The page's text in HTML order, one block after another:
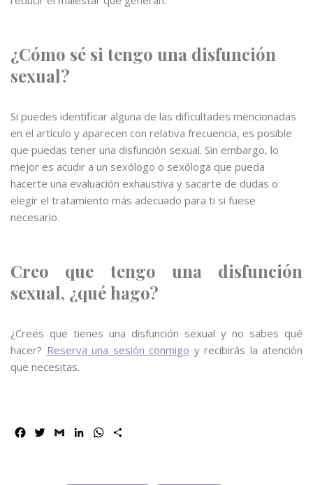
¿Cómo sé si tengo una disfunción
sexual?
Si puedes identificar alguna de las dificultades mencionadas
en el artículo y aparecen con relativa frecuencia, es posible
que puedas tener una disfunción sexual. Sin embargo, lo
mejor es acudir a un sexólogo o sexóloga que pueda
hacerte una evaluación exhaustiva y sacarte de dudas o
elegir el tratamiento más adecuado para ti si fuese
necesario.
Creo que tengo una disfunción
sexual, ¿qué hago?
¿Crees que tienes una disfunción sexual y no sabes qué
hacer? Reserva una sesión conmigo y recibirás la atención
que necesitas.
W